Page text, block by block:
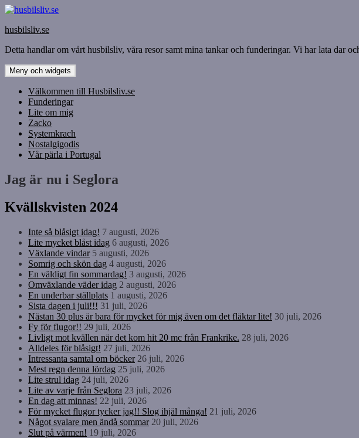
Hoppa
innehåll
husbilsliv.se
Detta handlar om vårt husbilsliv, våra resor samt mina tankar och funderingar. Vi har lata dar
Meny och widgets
Välkommen till Husbilsliv.se
Funderingar
Lite om mig
Zacko
Systemkrach
Nostalgigodis
Vår pärla i Portugal
Jag är nu i Seglora
Kvällskvisten 2024
Inte så blåsigt idag! 7 augusti, 2026
Lite mycket blåst idag 6 augusti, 2026
Växlande vindar 5 augusti, 2026
Somrig och skön dag 4 augusti, 2026
En väldigt fin sommardag! 3 augusti, 2026
Omväxlande väder idag 2 augusti, 2026
En underbar ställplats 1 augusti, 2026
Sista dagen i juli!!! 31 juli, 2026
Nästan 30 plus är bara för mycket för mig även om det fläktar lite! 30 juli, 2026
Fy för flugor!! 29 juli, 2026
Livligt mot kvällen när det kom hit 20 mc från Frankrike. 28 juli, 2026
Alldeles för blåsigt! 27 juli, 2026
Intressanta samtal om böcker 26 juli, 2026
Mest regn denna lördag 25 juli, 2026
Lite strul idag 24 juli, 2026
Lite av varje från Seglora 23 juli, 2026
En dag att minnas! 22 juli, 2026
För mycket flugor tycker jag!! Slog ihjäl många! 21 juli, 2026
Något svalare men ändå sommar 20 juli, 2026
Slut på värmen! 19 juli, 2026